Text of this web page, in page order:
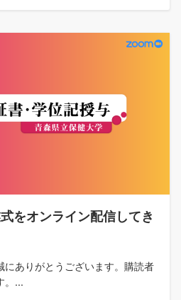
をオンライン配信してき
にありがとうございます。購読者
。...